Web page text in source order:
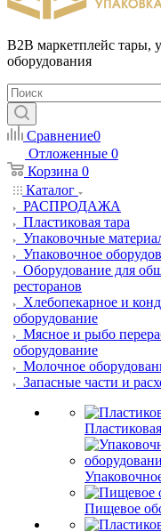
B2B маркетплейс тары,
оборудования
Сравнение0
Отложенные 0
Корзина 0
Каталог
РАСПРОДАЖА
Пластиковая тара
Упаковочные
Упаковочное
Оборудование для
ресторанов
Хлебопекарное и
оборудование
Мясное и рыбо
оборудование
Молочное
Запасные части и
Пищевое